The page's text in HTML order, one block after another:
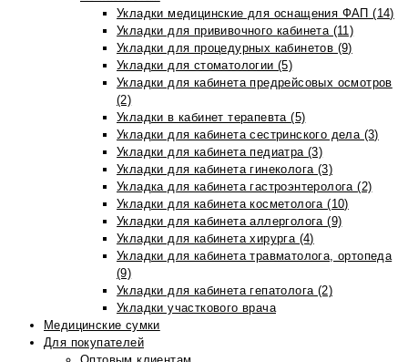
Укладки медицинские для оснащения ФАП (14)
Укладки для прививочного кабинета (11)
Укладки для процедурных кабинетов (9)
Укладки для стоматологии (5)
Укладки для кабинета предрейсовых осмотров
(2)
Укладки в кабинет терапевта (5)
Укладки для кабинета сестринского дела (3)
Укладки для кабинета педиатра (3)
Укладки для кабинета гинеколога (3)
Укладка для кабинета гастроэнтеролога (2)
Укладки для кабинета косметолога (10)
Укладки для кабинета аллерголога (9)
Укладки для кабинета хирурга (4)
Укладки для кабинета травматолога, ортопеда
(9)
Укладки для кабинета гепатолога (2)
Укладки участкового врача
Медицинские сумки
Для покупателей